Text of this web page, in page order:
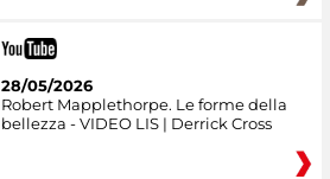
28/05/2026
Robert Mapplethorpe. Le forme della
bellezza - VIDEO LIS | Derrick Cross